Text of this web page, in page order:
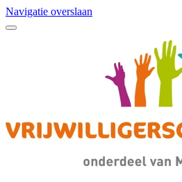
Navigatie overslaan